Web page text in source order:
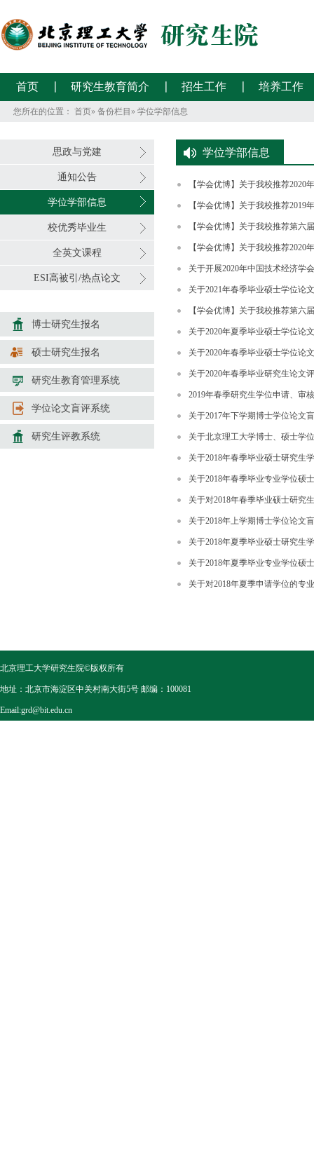
首页 研究生教育简介 招生工作 培养工作
您所在的位置： 首页» 备份栏目 » 学位学部信息
思政与党建
通知公告
学位学部信息
校优秀毕业生
全英文课程
ESI高被引/热点论文
博士研究生报名
硕士研究生报名
研究生教育管理系统
学位论文盲评系统
研究生评教系统
学位学部信息
【学会优博】关于我校推荐
【学会优博】关于我校推荐
【学会优博】关于我校推荐第六
【学会优博】关于我校推荐
关于开展2020年中国技术经济学
关于2021年春季毕业硕士学位论
【学会优博】关于我校推荐第六
关于2020年夏季毕业硕士学位论
关于2020年春季毕业硕士学位论
关于2020年春季毕业研究生论文
2019年春季研究生学位申请、审
关于2017年下学期博士学位论文
关于北京理工大学博士、硕士学
关于2018年春季毕业硕士研究生
关于2018年春季毕业专业学位硕
关于对2018年春季毕业硕士研究
关于2018年上学期博士学位论文
关于2018年夏季毕业硕士研究生
关于2018年夏季毕业专业学位硕
关于对2018年夏季申请学位的专
北京理工大学研究生院©版权所有
地址：北京市海淀区中关村南大街5号 邮编：100081
Email:grd@bit.edu.cn